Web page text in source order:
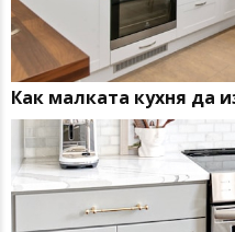
Как малката кухня да